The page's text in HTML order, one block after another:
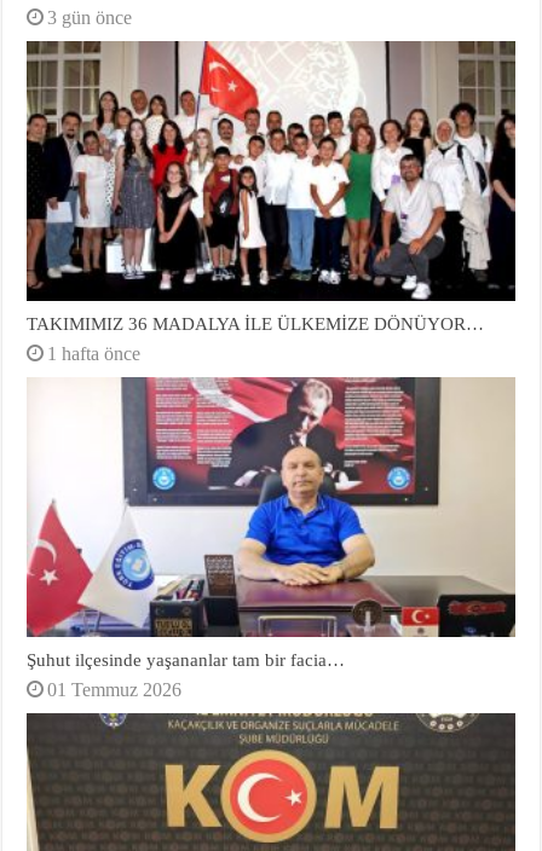
3 gün önce
TAKIMIMIZ 36 MADALYA İLE ÜLKEMİZE DÖNÜYOR…
1 hafta önce
Şuhut ilçesinde yaşananlar tam bir facia…
01 Temmuz 2026